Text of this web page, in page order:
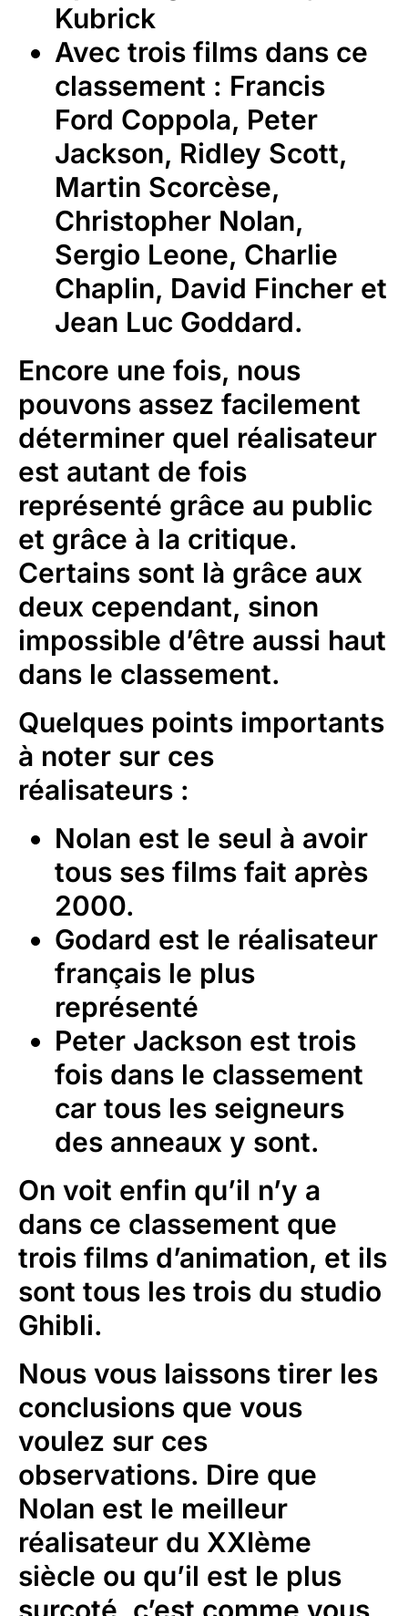
Kubrick
Avec trois films dans ce
classement : Francis
Ford Coppola, Peter
Jackson, Ridley Scott,
Martin Scorcèse,
Christopher Nolan,
Sergio Leone, Charlie
Chaplin, David Fincher et
Jean Luc Goddard.
Encore une fois, nous
pouvons assez facilement
déterminer quel réalisateur
est autant de fois
représenté grâce au public
et grâce à la critique.
Certains sont là grâce aux
deux cependant, sinon
impossible d’être aussi haut
dans le classement.
Quelques points importants
à noter sur ces
réalisateurs :
Nolan est le seul à avoir
tous ses films fait après
2000.
Godard est le réalisateur
français le plus
représenté
Peter Jackson est trois
fois dans le classement
car tous les seigneurs
des anneaux y sont.
On voit enfin qu’il n’y a
dans ce classement que
trois films d’animation, et ils
sont tous les trois du studio
Ghibli.
Nous vous laissons tirer les
conclusions que vous
voulez sur ces
observations. Dire que
Nolan est le meilleur
réalisateur du XXIème
siècle ou qu’il est le plus